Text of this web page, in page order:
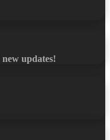
updates!